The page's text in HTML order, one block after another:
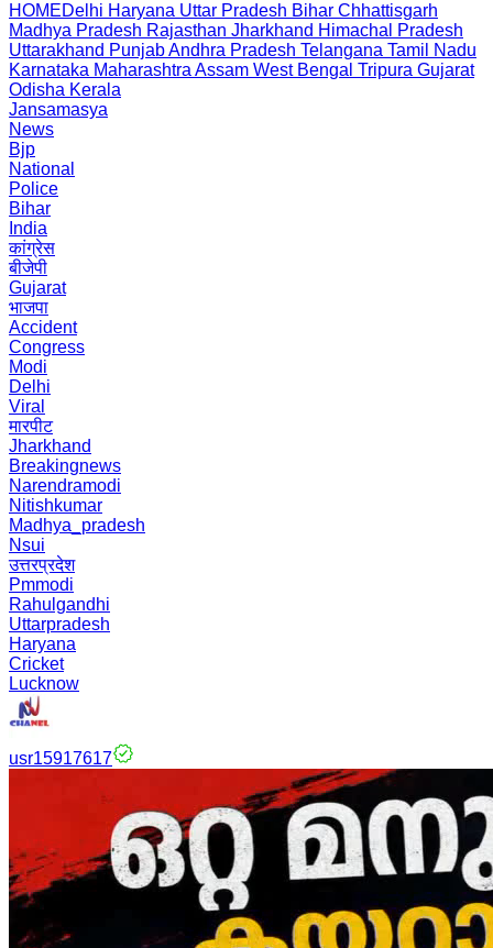
HOMEDelhi Haryana Uttar Pradesh Bihar Chhattisgarh
Madhya Pradesh Rajasthan Jharkhand Himachal Pradesh
Uttarakhand PunjabAndhra Pradesh Telangana Tamil Nadu
Karnataka Maharashtra Assam West Bengal Tripura Gujarat
Odisha Kerala
Jansamasya
News
Bjp
National
Police
Bihar
India
कांग्रेस
बीजेपी
Gujarat
भाजपा
Accident
Congress
Modi
Delhi
Viral
मारपीट
Jharkhand
Breakingnews
Narendramodi
Nitishkumar
Madhya_pradesh
Nsui
उत्तरप्रदेश
Pmmodi
Rahulgandhi
Uttarpradesh
Haryana
Cricket
Lucknow
usr15917617